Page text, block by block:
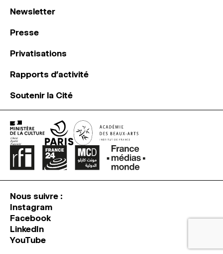
Newsletter
Presse
Privatisations
Rapports d’activité
Soutenir la Cité
Nous suivre :
Instagram
Facebook
LinkedIn
YouTube